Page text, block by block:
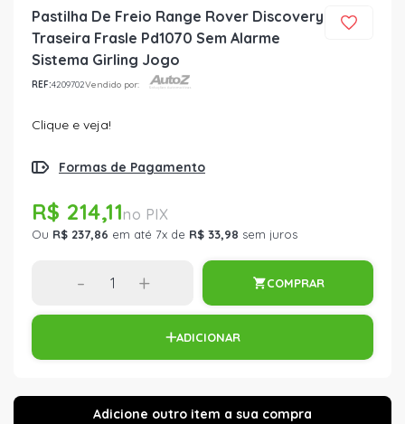
Pastilha De Freio Range Rover Discovery
Traseira Frasle Pd1070 Sem Alarme
Sistema Girling Jogo
REF:4209702Vendido por:
Clique e veja!
Formas de Pagamento
R$ 214,11
Ou R$ 237,86 em até 7x de R$ 33,98 sem juros
- + COMPRAR
ADICIONAR